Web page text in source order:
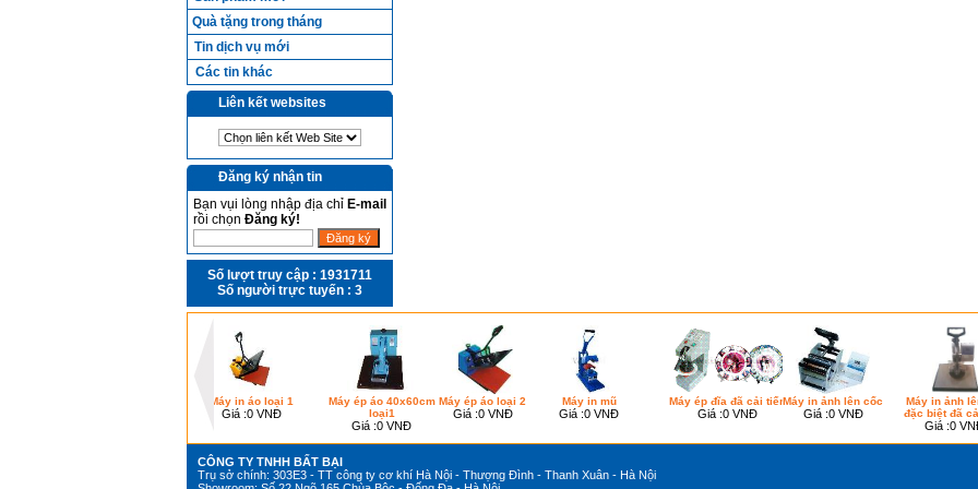
Quà tặng trong tháng
Tin dịch vụ mới
Các tin khác
Liên kết websites
Đăng ký nhận tin
Bạn vụi lòng nhập địa chỉ E-mail
rồi chọn Đăng ký!
Số lượt truy cập : 1931711
Số người trực tuyến : 3
Máy in áo loại 1
Giá :0 VNĐ
Máy ép áo 40x60cm
loại1
Giá :0 VNĐ
Máy ép áo loại 2
Giá :0 VNĐ
Máy in mũ
Giá :0 VNĐ
Máy ép đĩa đã cải tiến
Giá :0 VNĐ
Máy in ảnh lên cốc
Giá :0 VNĐ
Máy in ảnh
đặc biệt đã
Giá :0
CÔNG TY TNHH BẤT BẠI
Trụ sở chính: 303E3 - TT công ty cơ khí Hà Nội - Thượng Đình - Thanh Xuân - Hà Nội